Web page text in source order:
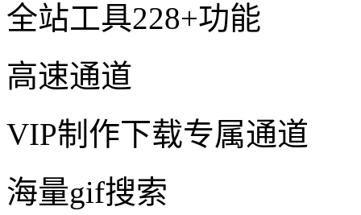
全站工具228+功能
高速通道
VIP制作下载专属通道
海量gif搜索